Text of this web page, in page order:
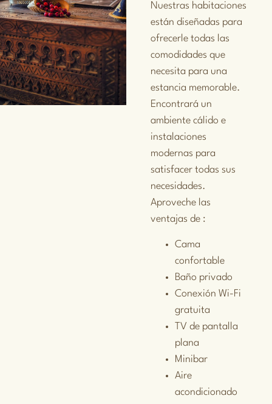
Nuestras habitaciones
están diseñadas para
ofrecerle todas las
comodidades que
necesita para una
estancia memorable.
Encontrará un
ambiente cálido e
instalaciones
modernas para
satisfacer todas sus
necesidades.
Aproveche las
ventajas de :
Cama
confortable
Baño privado
Conexión Wi-Fi
gratuita
TV de pantalla
plana
Minibar
Aire
acondicionado